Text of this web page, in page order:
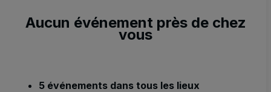
Aucun événement près de chez
vous
5 événements dans tous les lieux